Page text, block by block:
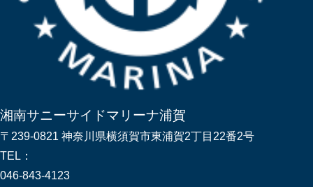
湘南サニーサイドマリーナ浦賀
〒239-0821 神奈川県横須賀市東浦賀2丁目22番2号
TEL：
046-843-4123